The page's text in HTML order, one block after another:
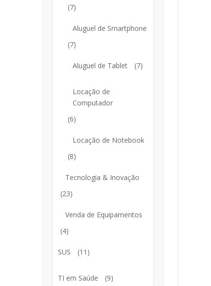
(7)
Aluguel de Smartphone
(7)
Aluguel de Tablet (7)
Locação de
Computador
(6)
Locação de Notebook
(8)
Tecnologia & Inovação
(23)
Venda de Equipamentos
(4)
SUS (11)
TI em Saúde (9)